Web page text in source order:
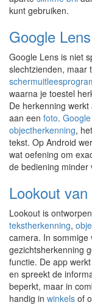
kunt gebruiken.
Google Lens
Google Lens is niet
slechtzienden, maar
waarna je toestel
De herkenning
aan een foto.
objectherkenning,
tekst. Op Android
wat oefening om
de bediening minder
Lookout
Lookout is
tekstherkenning,
camera. In sommige
gezichtsherkenning
functie. De app
en spreekt de
beperkt, maar in
handig in winkels of